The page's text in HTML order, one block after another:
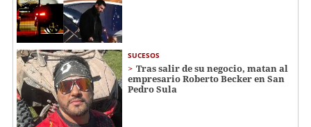
SUCESOS
Tras salir de su negocio, matan al
empresario Roberto Becker en San
Pedro Sula